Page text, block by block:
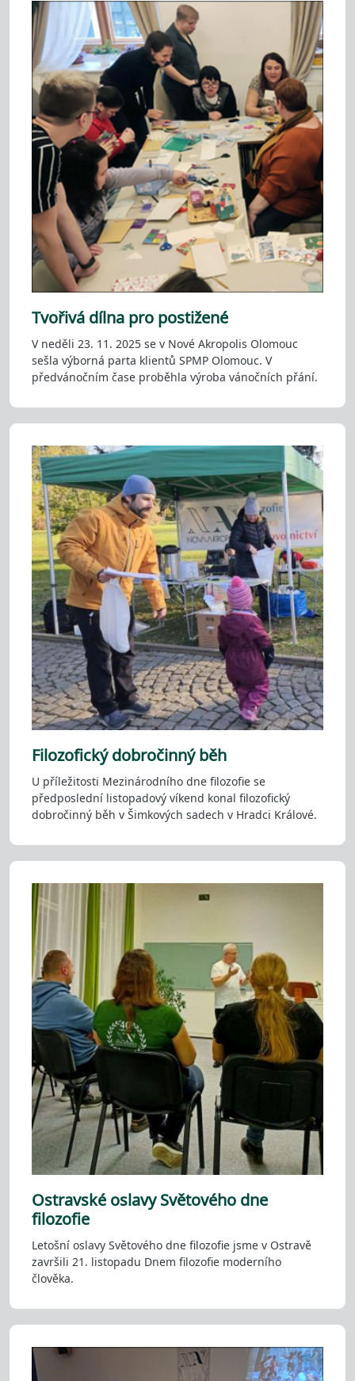
Tvořivá dílna pro postižené
V neděli 23. 11. 2025 se v Nové Akropolis Olomouc
sešla výborná parta klientů SPMP Olomouc. V
předvánočním čase proběhla výroba vánočních přání.
Filozofický dobročinný běh
U příležitosti Mezinárodního dne filozofie se
předposlední listopadový víkend konal filozofický
dobročinný běh v Šimkových sadech v Hradci Králové.
Ostravské oslavy Světového dne
filozofie
Letošní oslavy Světového dne filozofie jsme v Ostravě
završili 21. listopadu Dnem filozofie moderního
člověka.